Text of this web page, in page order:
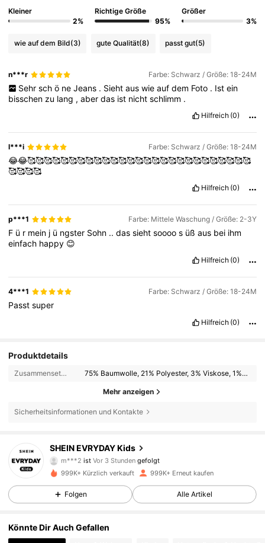
Kleiner
2%
Richtige Größe
95%
Größer
3%
wie auf dem Bild(3) gute Qualität(8) passt gut(5)
n***r Farbe: Schwarz / Größe: 18-24M
Sehr sch ö ne Jeans . Sieht aus wie auf dem Foto . Ist ein
bisschen zu lang ,aberdas ist nichtschlimm .
Hilfreich (0)
l***i Farbe: Schwarz / Größe: 18-24M
😂😂🥰🥰🥰🥰🥰🥰🥰🥰🥰🥰🥰🥰🥰🥰🥰🥰🥰🥰🥰🥰🥰🥰🥰🥰🥰🥰🥰
🥰🥰🥰🥰
Hilfreich (0)
p***1 Farbe: Mittele Waschung / Größe: 2-3Y
F ü r mein j ü ngster Sohn ..dassiehtsoooos üßaus bei ihm
einfach happy 😊
Hilfreich (0)
4***1 Farbe: Schwarz / Größe: 18-24M
Passtsuper
Hilfreich (0)
Produktdetails
Zusammensetzung: 75% Baumwolle, 21% Polyester, 3% Viskose, 1% Elasthan
Mehr anzeigen
Sicherheitsinformationen und Kontakte
SHEIN EVRYDAY Kids
ist
gefolgt
ist am Durchsuchen
4,90
427K Follower
999K+ Kürzlich verkauft 999K+ Erneut kaufen
Folgen Alle Artikel
Könnte Dir Auch Gefallen